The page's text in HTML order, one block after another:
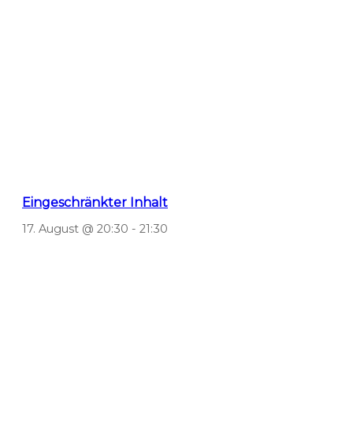
Eingeschränkter Inhalt
17. August @ 20:30 - 21:30